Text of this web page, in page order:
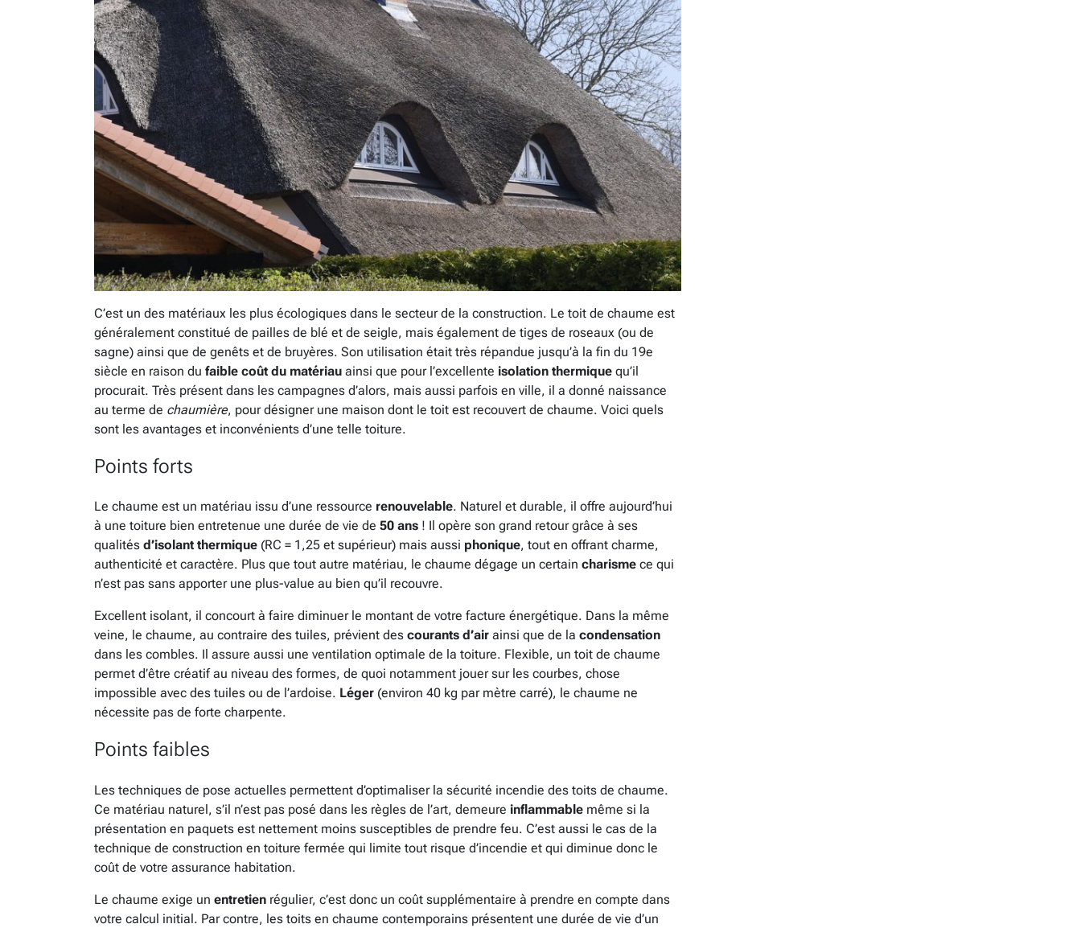
C’est un des matériaux les plus écologiques dans le secteur de la construction. Le toit de chaume est
généralement constitué de pailles de blé et de seigle, mais également de tiges de roseaux (ou de
sagne) ainsi que de genêts et de bruyères. Son utilisation était très répandue jusqu’à la fin du 19e
siècle en raison du faible coût du matériau ainsi que pour l’excellente isolation thermique qu’il
procurait. Très présent dans les campagnes d’alors, mais aussi parfois en ville, il a donné naissance
au terme de chaumière, pour désigner une maison dont le toit est recouvert de chaume. Voici quels
sont les avantages et inconvénients d’une telle toiture.
Points forts
Le chaume est un matériau issu d’une ressource renouvelable. Naturel et durable, il offre aujourd’hui
à une toiture bien entretenue une durée de vie de 50 ans ! Il opère son grand retour grâce à ses
qualités d’isolant thermique (RC = 1,25 et supérieur) mais aussi phonique, tout en offrant charme,
authenticité et caractère. Plus que tout autre matériau, le chaume dégage un certain charisme ce qui
n’est pas sans apporter une plus-value au bien qu’il recouvre.
Excellent isolant, il concourt à faire diminuer le montant de votre facture énergétique. Dans la même
veine, le chaume, au contraire des tuiles, prévient des courants d’air ainsi que de la condensation
dans les combles. Il assure aussi une ventilation optimale de la toiture. Flexible, un toit de chaume
permet d’être créatif au niveau des formes, de quoi notamment jouer sur les courbes, chose
impossible avec des tuiles ou de l’ardoise. Léger (environ 40 kg par mètre carré), le chaume ne
nécessite pas de forte charpente.
Points faibles
Les techniques de pose actuelles permettent d’optimaliser la sécurité incendie des toits de chaume.
Ce matériau naturel, s’il n’est pas posé dans les règles de l’art, demeure inflammable même si la
présentation en paquets est nettement moins susceptibles de prendre feu. C’est aussi le cas de la
technique de construction en toiture fermée qui limite tout risque d’incendie et qui diminue donc le
coût de votre assurance habitation.
Le chaume exige un entretien régulier, c’est donc un coût supplémentaire à prendre en compte dans
votre calcul initial. Par contre, les toits en chaume contemporains présentent une durée de vie d’un